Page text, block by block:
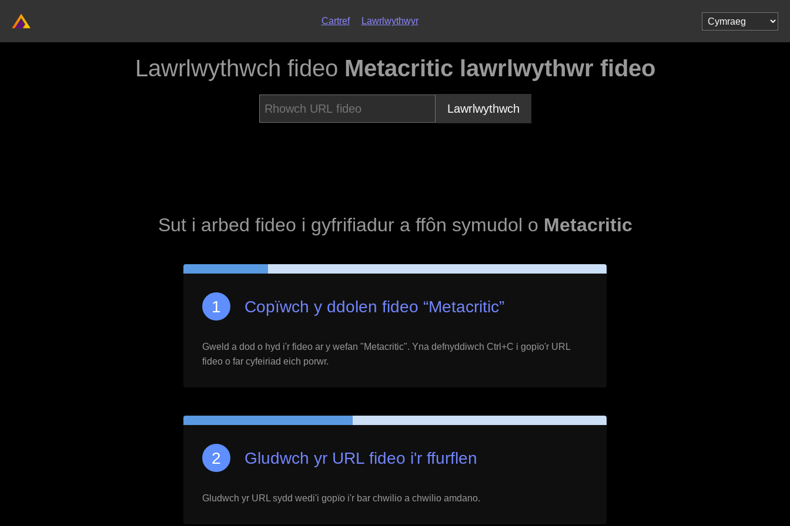
Cartref Lawrlwythwyr
Lawrlwythwch fideo Metacritic lawrlwythwr fideo
Lawrlwythwch
Sut i arbed fideo i gyfrifiadur a ffôn symudol o Metacritic
Copïwch y ddolen fideo “Metacritic”
Gweld a dod o hyd i'r fideo ar y wefan "Metacritic". Yna defnyddiwch Ctrl+C i gopïo'r URL
fideo o far cyfeiriad eich porwr.
Gludwch yr URL fideo i'r ffurflen
Gludwch yr URL sydd wedi'i gopïo i'r bar chwilio a chwilio amdano.